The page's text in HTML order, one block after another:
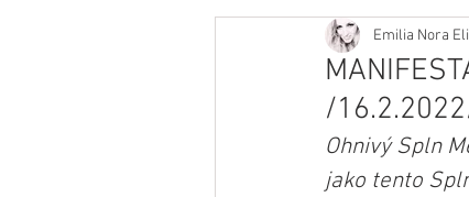
MANIFESTÁCIA
/
Emilia Nora
Ohnivý Spln
jako tento